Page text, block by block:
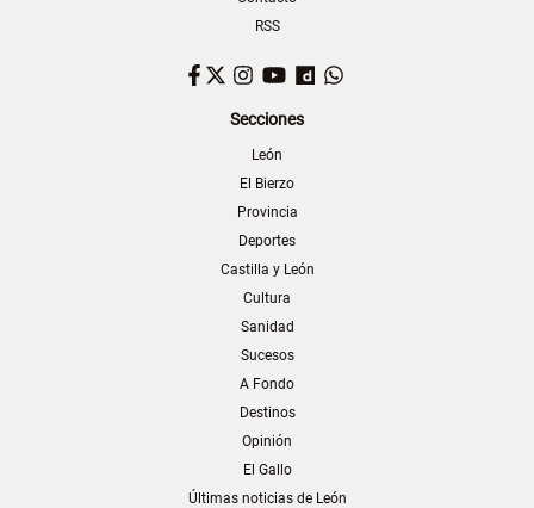
RSS
Facebook
TwitterInstagram
YouTubeDailymotion
Secciones
León
El Bierzo
Provincia
Deportes
Castilla y León
Cultura
Sanidad
Sucesos
A Fondo
Destinos
Opinión
El Gallo
Últimas noticias de León